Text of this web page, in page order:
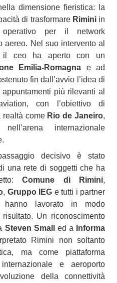
dimensione fieristica: la
di trasformare Riminiin
per il network
aereo. Nel suo intervento al
il ceo ha aperto con un
Emilia-Romagna e ad
fin dall’avvio l’idea di
più rilevanti al
con l’obiettivo di
realtà come Rio de Janeiro,
nell’arena internazionale
decisivo è stato
una rete di soggetti che ha
Comune di Rimini,
, Gruppo IEG e tutti i partner
hanno lavorato in modo
Un riconoscimento
Steven Small ed a
Informa
Rimini non soltanto
ma come piattaforma
e aeroporto
della connettività